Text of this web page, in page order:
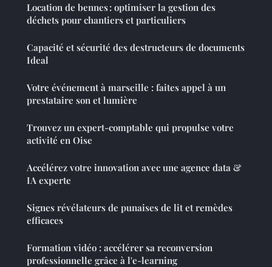
Location de bennes : optimiser la gestion des
déchets pour chantiers et particuliers
Capacité et sécurité des destructeurs de documents
Ideal
Votre événement à marseille : faites appel à un
prestataire son et lumière
Trouvez un expert-comptable qui propulse votre
activité en Oise
Accélérez votre innovation avec une agence data &
IA experte
Signes révélateurs de punaises de lit et remèdes
efficaces
Formation vidéo : accélérer sa reconversion
professionnelle grâce à l'e-learning